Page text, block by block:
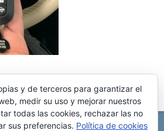
y de terceros para garantizar el
medir su uso y mejorar nuestros
todas las cookies, rechazar las no
sus preferencias. Política de cookies